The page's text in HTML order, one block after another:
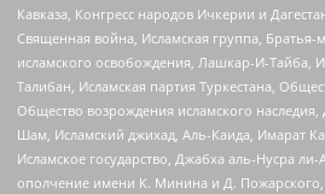
Кавказа, Конгресс народов Ичкерии и
Священная война, Исламская группа, Братья-
исламского освобождения, Лашкар-И-Тайба,
Талибан, Исламская партия Туркестана,
Общество возрождения исламского
Шам, Исламский джихад, Аль-Каида, Имарат
Исламское государство, Джабха аль-Нусра
ополчение имени К. Минина и Д. Пожарского,